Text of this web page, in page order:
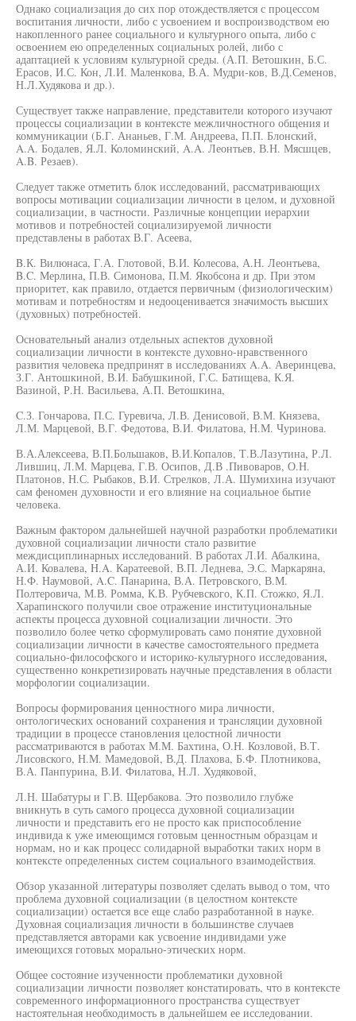
Однако социализация до сих пор отождествляется с процессом
воспитания личности, либо с усвоением и воспроизводством ею
накопленного ранее социального и культурного опыта, либо с
освоением ею определенных социальных ролей, либо с
адаптацией к условиям культурной среды. (А.П. Ветошкин, Б.С.
Ерасов, И.С. Кон, Л.И. Маленкова, В.А. Мудри-ков, В.Д.Семенов,
Н.Л.Худякова и др.).
Существует также направление, представители которого изучают
процессы социализации в контексте межличностного общения и
коммуникации (Б.Г. Ананьев, Г.М. Андреева, П.П. Блонский,
A.A. Бодалев, Я.Л. Коломинский, A.A. Леонтьев, В.Н. Мясшцев,
A.B. Резаев).
Следует также отметить блок исследований, рассматривающих
вопросы мотивации социализации личности в целом, и духовной
социализации, в частности. Различные концепции иерархии
мотивов и потребностей социализируемой личности
представлены в работах В.Г. Асеева,
B.К. Вилюнаса, Г.А. Глотовой, В.И. Колесова, А.Н. Леонтьева,
B.C. Мерлина, П.В. Симонова, П.М. Якобсона и др. При этом
приоритет, как правило, отдается первичным (физиологическим)
мотивам и потребностям и недооценивается значимость высших
(духовных) потребностей.
Основательный анализ отдельных аспектов духовной
социализации личности в контексте духовно-нравственного
развития человека предпринят в исследованиях A.A. Аверинцева,
З.Г. Антошкиной, В.И. Бабушкиной, Г.С. Батищева, К.Я.
Вазиной, Р.Н. Васильева, А.П. Ветошкина,
C.З. Гончарова, П.С. Гуревича, Л.В. Денисовой, В.М. Князева,
Л.М. Марцевой, В.Г. Федотова, В.И. Филатова, Н.М. Чуринова.
В.А.Алексеева, В.П.Большаков, В.И.Копалов, Т.В.Лазутина, Р.Л.
Лившиц, Л.М. Марцева, Г.В. Осипов, Д.В .Пивоваров, О.Н.
Платонов, Н.С. Рыбаков, В.И. Стрелков, Л.А. Шумихина изучают
сам феномен духовности и его влияние на социальное бытие
человека.
Важным фактором дальнейшей научной разработки проблематики
духовной социализации личности стало развитие
междисциплинарных исследований. В работах Л.И. Абалкина,
А.И. Ковалева, H.A. Каратеевой, В.П. Леднева, Э.С. Маркаряна,
Н.Ф. Наумовой, A.C. Панарина, В.А. Петровского, В.М.
Полтеровича, М.В. Ромма, К.В. Рубчевского, К.П. Стожко, Я.Л.
Харапинского получили свое отражение институциональные
аспекты процесса духовной социализации личности. Это
позволило более четко сформулировать само понятие духовной
социализации личности в качестве самостоятельного предмета
социально-философского и историко-культурного исследования,
существенно конкретизировать научные представления в области
морфологии социализации.
Вопросы формирования ценностного мира личности,
онтологических оснований сохранения и трансляции духовной
традиции в процессе становления целостной личности
рассматриваются в работах М.М. Бахтина, О.Н. Козловой, В.Т.
Лисовского, Н.М. Мамедовой, В.Д. Плахова, Б.Ф. Плотникова,
В.А. Панпурина, В.И. Филатова, Н.Л. Худяковой,
Л.Н. Шабатуры и Г.В. Щербакова. Это позволило глубже
вникнуть в суть самого процесса духовной социализации
личности и представить его не просто как приспособление
индивида к уже имеющимся готовым ценностным образцам и
нормам, но и как процесс солидарной выработки таких норм в
контексте определенных систем социального взаимодействия.
Обзор указанной литературы позволяет сделать вывод о том, что
проблема духовной социализации (в целостном контексте
социализации) остается все еще слабо разработанной в науке.
Духовная социализация личности в большинстве случаев
представляется авторами как усвоение индивидами уже
имеющихся готовых морально-этических норм.
Общее состояние изученности проблематики духовной
социализации личности позволяет констатировать, что в контексте
современного информационного пространства существует
настоятельная необходимость в дальнейшем ее исследовании.